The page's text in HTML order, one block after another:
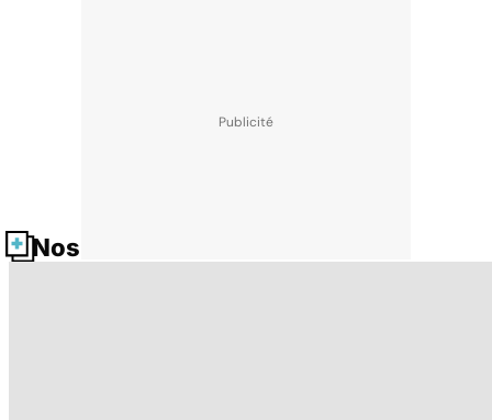
Nos fiches santé